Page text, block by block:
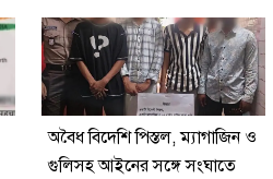
অবৈধ বিদেশি পিস্তল, ম্যাগাজিন ও
গুলিসহ আইনের সঙ্গে সংঘাতে